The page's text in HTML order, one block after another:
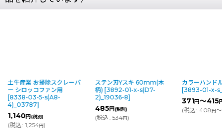
土牛産業 お掃除スクレーパ
ー シロッコファン用
[8338-03-5-s(A8-
4)_03787]
1,140円(税別)
(税込: 1,254円)
ステン刃Yスキ 60mm(木
柄) [3892-01-x-s(D7-
2)_19036-8]
485円(税別)
(税込: 534円)
カラーハンド
[3893-01-x-
371 円～415
(税込: 408円